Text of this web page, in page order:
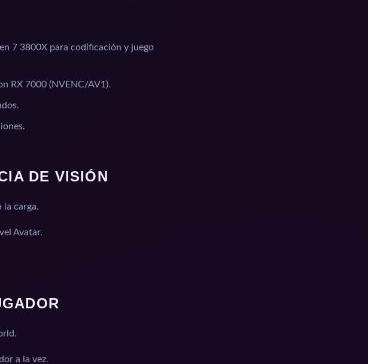
7 3800X para codificación y juego
RX 7000 (NVENC/AV1).
DE VISIÓN
la carga.
Avatar.
a la vez.